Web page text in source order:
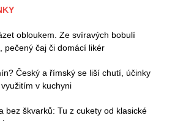
obloukem. Ze svíravých bobulí
pečený čaj či domácí likér
Český a římský se liší chutí, účinky
v kuchyni
bez škvarků: Tu z cukety od klasické